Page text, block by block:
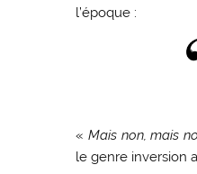
l’époque :
« Mais non, mais
le genre inversion